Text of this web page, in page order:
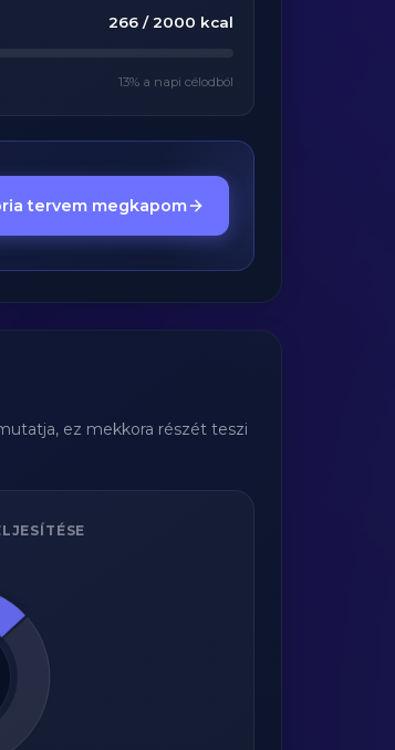
266 / 2000 kcal
13% a napi célodból
tervem megkapom
ez mekkora részét teszi